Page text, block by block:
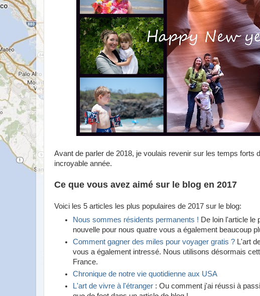
Avant de parler de 2018, je voulais revenir sur les temps forts
incroyable année.
Ce que vous avez aimé sur le blog en 2017
Voici les 5 articles les plus populaires de 2017 sur le blog:
Nous sommes résidents permanents ! De loin l'article le
nouvelle pour nous quatre vous a également beaucoup
Comment gagner des miles pour voyager gratis ? L'art
vous a également intressé. Nous utilisons désormais
France.
Chronique de notre vie quotidienne aux USA
L'art de vivre à l'étranger : Ou comment j'ai réussi à